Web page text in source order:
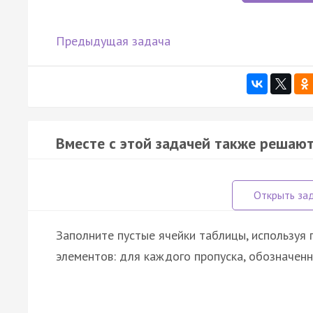
Предыдущая задача
Вместе с этой задачей также
Заполните пустые ячейки таблицы,
элементов: для каждого пропуска,